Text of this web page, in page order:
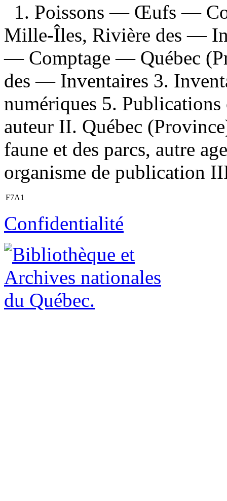
1. Poissons — Œufs —
Mille-Îles, Rivière des —
— Comptage — Québec
des — Inventaires 3.
numériques 5.
auteur II. Québec
faune et des parcs, autre
organisme de publication
F7A1
Confidentialité